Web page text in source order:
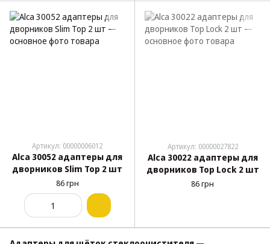
Артикул: 00000006012
Alca 30052 адаптеры для
дворников Slim Top 2 шт
86 грн
Артикул: 00000027822
Alca 30022 адаптеры для
дворников Top Lock 2 шт
86 грн